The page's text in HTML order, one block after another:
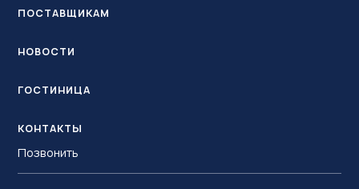
ПОСТАВЩИКАМ
НОВОСТИ
ГОСТИНИЦА
КОНТАКТЫ
Позвонить